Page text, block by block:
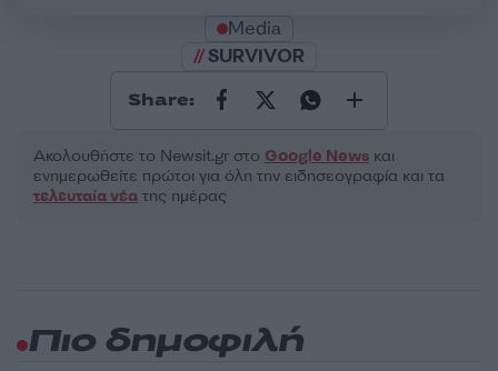
Media
SURVIVOR
Share:
Ακολουθήστε το Νewsit.gr στο Google News και
ενημερωθείτε πρώτοι για όλη την ειδησεογραφία και τα
τελευταία νέα της ημέρας
Πιο δημοφιλή